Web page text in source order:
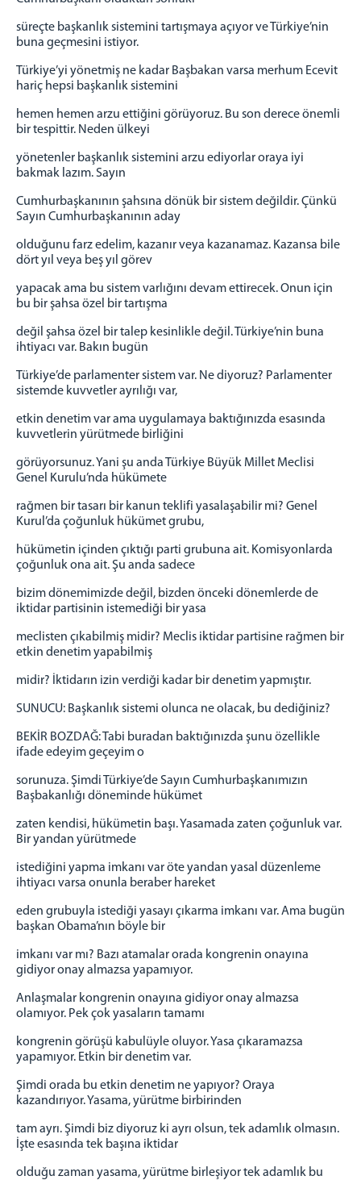
süreçte başkanlık sistemini tartışmaya açıyor ve Türkiye’nin
buna geçmesini istiyor.
Türkiye’yi yönetmiş ne kadar Başbakan varsa merhum Ecevit
hariç hepsi başkanlık sistemini
hemen hemen arzu ettiğini görüyoruz. Bu son derece önemli
bir tespittir. Neden ülkeyi
yönetenler başkanlık sistemini arzu ediyorlar oraya iyi
bakmak lazım. Sayın
Cumhurbaşkanının şahsına dönük bir sistem değildir. Çünkü
Sayın Cumhurbaşkanının aday
olduğunu farz edelim, kazanır veya kazanamaz. Kazansa bile
dört yıl veya beş yıl görev
yapacak ama bu sistem varlığını devam ettirecek. Onun için
bu bir şahsa özel bir tartışma
değil şahsa özel bir talep kesinlikle değil. Türkiye’nin buna
ihtiyacı var. Bakın bugün
Türkiye’de parlamenter sistem var. Ne diyoruz? Parlamenter
sistemde kuvvetler ayrılığı var,
etkin denetim var ama uygulamaya baktığınızda esasında
kuvvetlerin yürütmede birliğini
görüyorsunuz. Yani şu anda Türkiye Büyük Millet Meclisi
Genel Kurulu’nda hükümete
rağmen bir tasarı bir kanun teklifi yasalaşabilir mi? Genel
Kurul’da çoğunluk hükümet grubu,
hükümetin içinden çıktığı parti grubuna ait. Komisyonlarda
çoğunluk ona ait. Şu anda sadece
bizim dönemimizde değil, bizden önceki dönemlerde de
iktidar partisinin istemediği bir yasa
meclisten çıkabilmiş midir? Meclis iktidar partisine rağmen bir
etkin denetim yapabilmiş
midir? İktidarın izin verdiği kadar bir denetim yapmıştır.
SUNUCU: Başkanlık sistemi olunca ne olacak, bu dediğiniz?
BEKİR BOZDAĞ: Tabi buradan baktığınızda şunu özellikle
ifade edeyim geçeyim o
sorunuza. Şimdi Türkiye’de Sayın Cumhurbaşkanımızın
Başbakanlığı döneminde hükümet
zaten kendisi, hükümetin başı. Yasamada zaten çoğunluk var.
Bir yandan yürütmede
istediğini yapma imkanı var öte yandan yasal düzenleme
ihtiyacı varsa onunla beraber hareket
eden grubuyla istediği yasayı çıkarma imkanı var. Ama bugün
başkan Obama’nın böyle bir
imkanı var mı? Bazı atamalar orada kongrenin onayına
gidiyor onay almazsa yapamıyor.
Anlaşmalar kongrenin onayına gidiyor onay almazsa
olamıyor. Pek çok yasaların tamamı
kongrenin görüşü kabulüyle oluyor. Yasa çıkaramazsa
yapamıyor. Etkin bir denetim var.
Şimdi orada bu etkin denetim ne yapıyor? Oraya
kazandırıyor. Yasama, yürütme birbirinden
tam ayrı. Şimdi biz diyoruz ki ayrı olsun, tek adamlık olmasın.
İşte esasında tek başına iktidar
olduğu zaman yasama, yürütme birleşiyor tek adamlık bu